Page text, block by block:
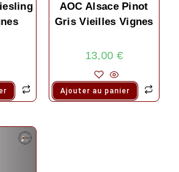
AOC Alsace Pinot
Gris Vieilles Vignes
13,00 €
Ajouter au panier